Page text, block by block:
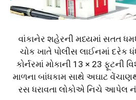
વાંકાનેર શહેરની મધ્યમાં સતત
ચોક ખાતે પોલીસ લાઈનમાં દરેક
કોર્નરમાં મોકાની 13 × 23 ફૂટની
માળના બાંધકામ સાથે અઘાટ
રસ ધરાવતા લોકોએ નિચે આપેલ